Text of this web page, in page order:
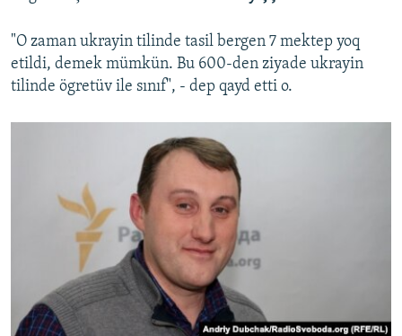
"O zaman ukrayin tilinde tasil bergen 7 mektep yoq
etildi, demek mümkün. Bu 600-den ziyade ukrayin
tilinde ögretüv ile sınıf", - dep qayd etti o.